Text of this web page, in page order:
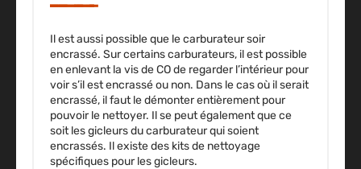
Il est aussi possible que le carburateur soir
encrassé. Sur certains carburateurs, il est possible
en enlevant la vis de CO de regarder l’intérieur pour
voir s’il est encrassé ou non. Dans le cas où il serait
encrassé, il faut le démonter entièrement pour
pouvoir le nettoyer. Il se peut également que ce
soit les gicleurs du carburateur qui soient
encrassés. Il existe des kits de nettoyage
spécifiques pour les gicleurs.